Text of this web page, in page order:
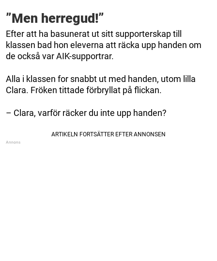
”Men herregud!”
Efter att ha basunerat ut sitt supporterskap till
klassen bad hon eleverna att räcka upp handen om
de också var AIK-supportrar.
Alla i klassen for snabbt ut med handen, utom lilla
Clara. Fröken tittade förbryllat på flickan.
– Clara, varför räcker du inte upp handen?